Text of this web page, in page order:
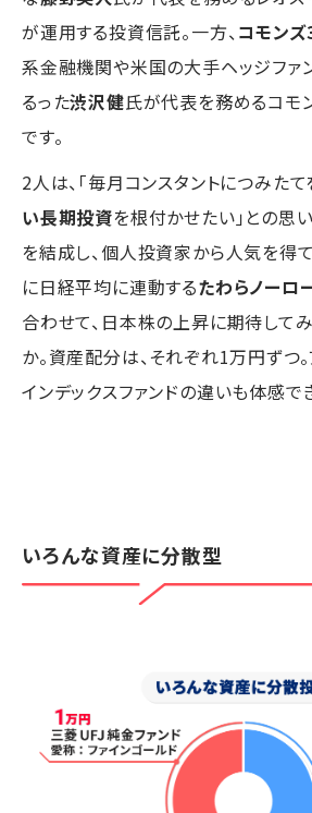
が運用する投資信託。一方、コモンズ
系金融機関や米国の大手ヘッジファ
るった渋沢健氏が代表を務めるコモ
です。
2人は、「毎月コンスタントにつみたて
い長期投資を根付かせたい」との思
を結成し、個人投資家から人気を得
に日経平均に連動するたわらノーロ
合わせて、日本株の上昇に期待して
か。資産配分は、それぞれ1万円ずつ。
インデックスファンドの違いも体感で
いろんな資産に分散型